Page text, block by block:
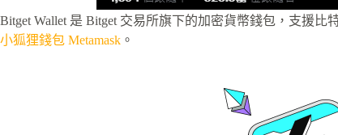
Bitget Wallet 是 Bitget 交易所旗下的加密貨幣錢包，支援
小狐狸錢包 Metamask 。